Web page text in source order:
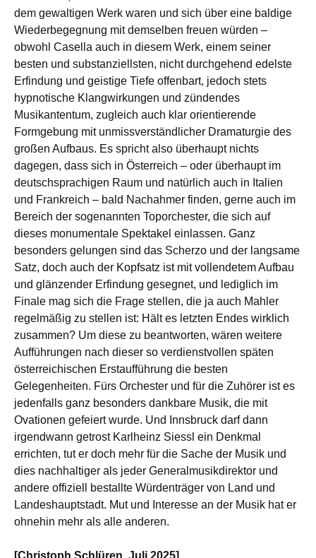
dem gewaltigen Werk waren und sich über eine baldige
Wiederbegegnung mit demselben freuen würden –
obwohl Casella auch in diesem Werk, einem seiner
besten und substanziellsten, nicht durchgehend edelste
Erfindung und geistige Tiefe offenbart, jedoch stets
hypnotische Klangwirkungen und zündendes
Musikantentum, zugleich auch klar orientierende
Formgebung mit unmissverständlicher Dramaturgie des
großen Aufbaus. Es spricht also überhaupt nichts
dagegen, dass sich in Österreich – oder überhaupt im
deutschsprachigen Raum und natürlich auch in Italien
und Frankreich – bald Nachahmer finden, gerne auch im
Bereich der sogenannten Toporchester, die sich auf
dieses monumentale Spektakel einlassen. Ganz
besonders gelungen sind das Scherzo und der langsame
Satz, doch auch der Kopfsatz ist mit vollendetem Aufbau
und glänzender Erfindung gesegnet, und lediglich im
Finale mag sich die Frage stellen, die ja auch Mahler
regelmäßig zu stellen ist: Hält es letzten Endes wirklich
zusammen? Um diese zu beantworten, wären weitere
Aufführungen nach dieser so verdienstvollen späten
österreichischen Erstaufführung die besten
Gelegenheiten. Fürs Orchester und für die Zuhörer ist es
jedenfalls ganz besonders dankbare Musik, die mit
Ovationen gefeiert wurde. Und Innsbruck darf dann
irgendwann getrost Karlheinz Siessl ein Denkmal
errichten, tut er doch mehr für die Sache der Musik und
dies nachhaltiger als jeder Generalmusikdirektor und
andere offiziell bestallte Würdenträger von Land und
Landeshauptstadt. Mut und Interesse an der Musik hat er
ohnehin mehr als alle anderen.
[Christoph Schlüren, Juli 2025]